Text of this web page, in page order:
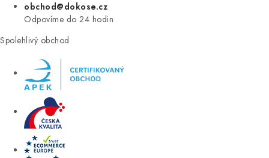
obchod@dokose.cz
Odpovíme do 24 hodin
Spolehlivý obchod
Úvod Kontakt Blog
Moje objednávka